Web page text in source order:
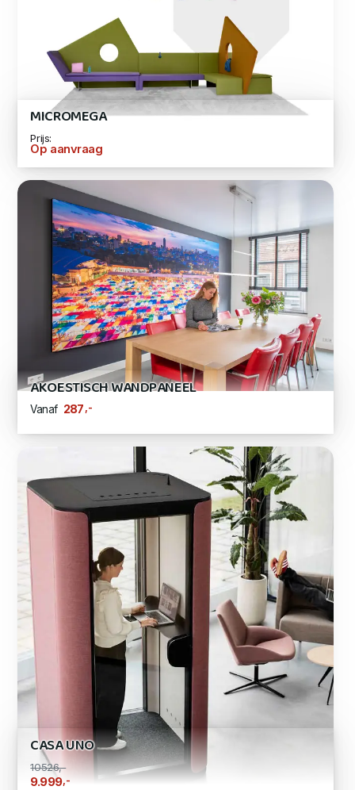
MICROMEGA
Prijs:
Op aanvraag
AKOESTISCH WANDPANEEL
Vanaf 287 ,-
CASA UNO
10526,-
9.999,-